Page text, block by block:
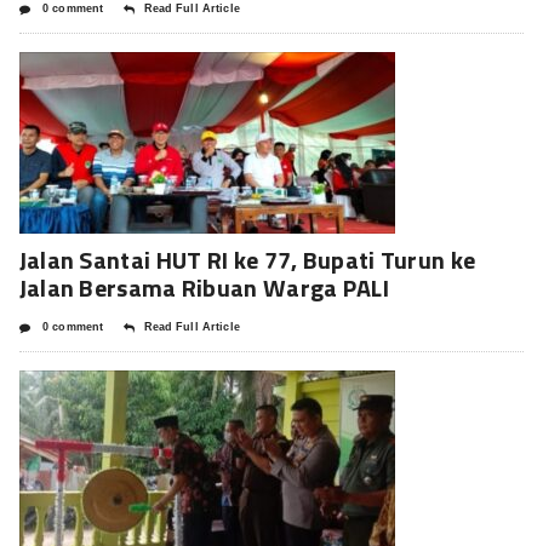
0 comment Read Full Article
Jalan Santai HUT RI ke 77, Bupati Turun ke
Jalan Bersama Ribuan Warga PALI
0 comment Read Full Article